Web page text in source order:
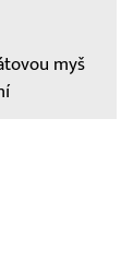
myš